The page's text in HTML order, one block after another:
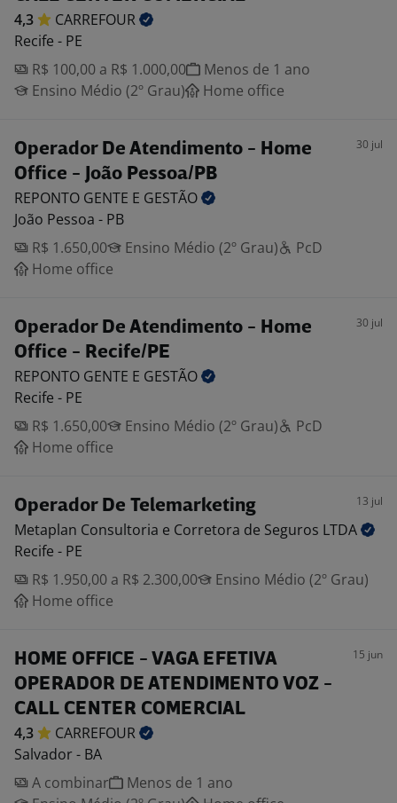
4,3
CARREFOUR
Recife - PE
R$ 100,00 a R$ 1.000,00
Menos de 1 ano
Ensino Médio (2º Grau)
Home office
Operador De Atendimento - Home
Office - João Pessoa/PB
30 jul
REPONTO GENTE E GESTÃO
João Pessoa - PB
R$ 1.650,00
Ensino Médio (2º Grau)
PcD
Home office
Operador De Atendimento - Home
Office - Recife/PE
30 jul
REPONTO GENTE E GESTÃO
Recife - PE
R$ 1.650,00
Ensino Médio (2º Grau)
PcD
Home office
Operador De Telemarketing 13 jul
Metaplan Consultoria e Corretora de Seguros LTDA
Recife - PE
R$ 1.950,00 a R$ 2.300,00
Ensino Médio (2º Grau)
Home office
HOME OFFICE - VAGA EFETIVA
OPERADOR DE ATENDIMENTO VOZ -
CALL CENTER COMERCIAL
15 jun
4,3
CARREFOUR
Salvador - BA
A combinar
Menos de 1 ano